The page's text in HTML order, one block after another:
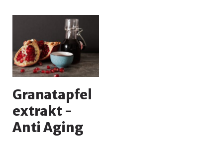
Schlagwort:
Augenfluid
Granatapfel
extrakt -
Anti Aging